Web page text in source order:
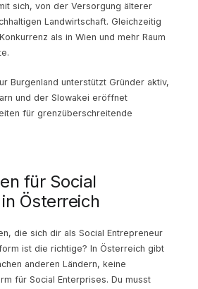
sich, von der Versorgung älterer
Landwirtschaft. Gleichzeitig
als in Wien und mehr Raum
Burgenland unterstützt Gründer aktiv,
und der Slowakei eröffnet
für grenzüberschreitende
für Social
Österreich
die sich dir als Social Entrepreneur
ist die richtige? In Österreich gibt
anderen Ländern, keine
für Social Enterprises. Du musst